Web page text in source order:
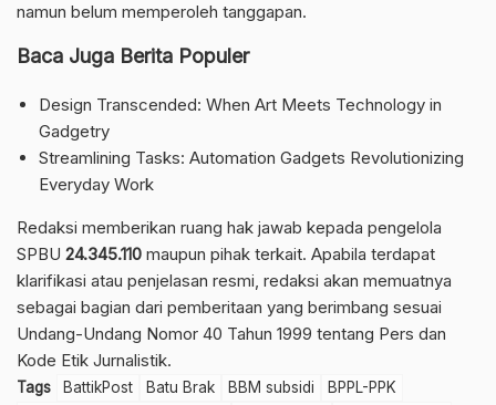
namun belum memperoleh tanggapan.
Baca Juga Berita Populer
Design Transcended: When Art Meets Technology in
Gadgetry
Streamlining Tasks: Automation Gadgets Revolutionizing
Everyday Work
Redaksi memberikan ruang hak jawab kepada pengelola
SPBU 24.345.110 maupun pihak terkait. Apabila terdapat
klarifikasi atau penjelasan resmi, redaksi akan memuatnya
sebagai bagian dari pemberitaan yang berimbang sesuai
Undang-Undang Nomor 40 Tahun 1999 tentang Pers dan
Kode Etik Jurnalistik.
Tags BattikPost Batu Brak BBM subsidi
BPPL-PPK